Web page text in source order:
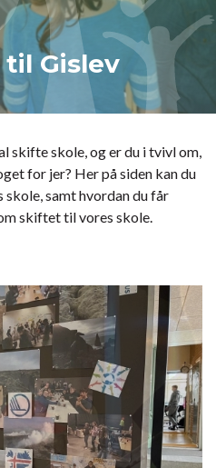
Gislev
skifte skole, og er du i tvivl om,
for jer? Her på siden kan du
skole, samt hvordan du får
skiftet til vores skole.